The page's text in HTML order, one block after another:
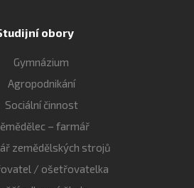
obory
Gymnázium
Agropodnikání
Sociální činnost
– farmář
zemědělských strojů
/ ošetřovatelka